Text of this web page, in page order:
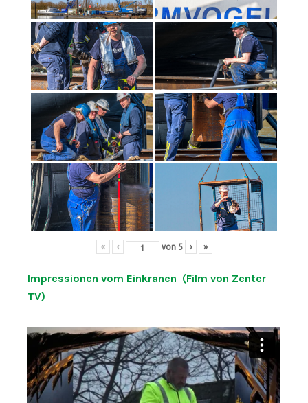
« ‹ von 5 › »
Impressionen vom Einkranen (Film von Zenter
TV)